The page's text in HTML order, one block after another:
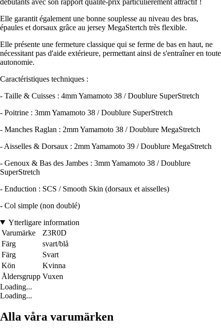
débutants avec son rapport qualité-prix particulièrement attractif !
Elle garantit également une bonne souplesse au niveau des bras,
épaules et dorsaux grâce au jersey MegaStertch très flexible.
Elle présente une fermeture classique qui se ferme de bas en haut, ne
nécessitant pas d'aide extérieure, permettant ainsi de s'entraîner en toute
autonomie.
Caractéristiques techniques :
- Taille & Cuisses : 4mm Yamamoto 38 / Doublure SuperStretch
- Poitrine : 3mm Yamamoto 38 / Doublure SuperStretch
- Manches Raglan : 2mm Yamamoto 38 / Doublure MegaStretch
- Aisselles & Dorsaux : 2mm Yamamoto 39 / Doublure MegaStretch
- Genoux & Bas des Jambes : 3mm Yamamoto 38 / Doublure
SuperStretch
- Enduction : SCS / Smooth Skin (dorsaux et aisselles)
- Col simple (non doublé)
Ytterligare information
Varumärke
Z3R0D
Färg
svart/blå
Färg
Svart
Kön
Kvinna
Åldersgrupp Vuxen
Loading...
Loading...
Alla våra varumärken